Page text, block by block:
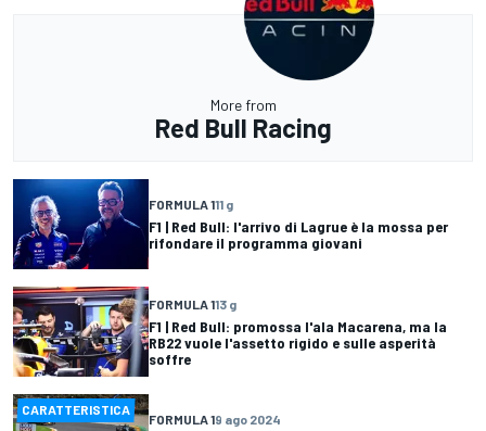
More from
Red Bull Racing
FORMULA 111 g
F1 | Red Bull: l'arrivo di Lagrue è la mossa per
rifondare il programma giovani
FORMULA 113 g
F1 | Red Bull: promossa l'ala Macarena, ma la
RB22 vuole l'assetto rigido e sulle asperità
soffre
CARATTERISTICA
FORMULA 19 ago 2024